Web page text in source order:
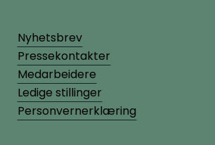
Nyhetsbrev
Pressekontakter
Medarbeidere
Ledige stillinger
Personvernerklæring